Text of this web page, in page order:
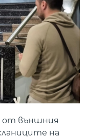
от външния
на